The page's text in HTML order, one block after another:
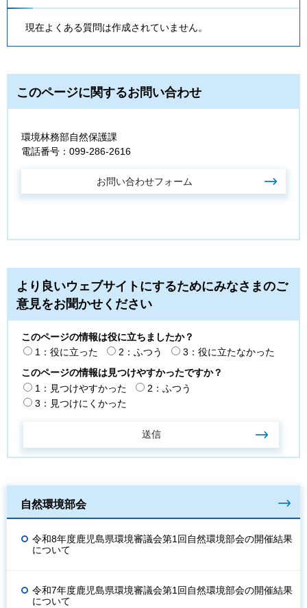
現在よくある質問は作成されていません。
このページに関するお問い合わせ
環境林務部自然保護課
電話番号：099-286-2616
より良いウェブサイトにするためにみなさまのご
意見をお聞かせください
このページの情報は役に立ちましたか？
1：役に立った
2：ふつう
3：役に立たなかった
このページの情報は見つけやすかったですか？
1：見つけやすかった
2：ふつう
3：見つけにくかった
自然環境部会
令和8年度鹿児島県環境審議会第1回自然環境部会の開催結果
について
令和7年度鹿児島県環境審議会第1回自然環境部会の開催結果
について